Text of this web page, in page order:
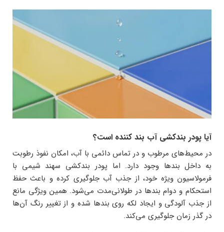
آیا پودر بندکشی آب‌ بند کننده است؟
در محیط‌های مرطوب و در تماس دائمی با آب، امکان نفوذ رطوبت
به داخل بندها وجود دارد. اما پودر بندکشی سهند شیمی با
فرمولاسیون ویژه خود، از جذب آب جلوگیری کرده و باعث حفظ
استحکام و دوام بندها در طولانی‌مدت می‌شود. همین ویژگی مانع
از جذب آلودگی و ایجاد لکه روی بندها شده و از تغییر رنگ آن‌ها
در گذر زمان جلوگیری می‌کند.